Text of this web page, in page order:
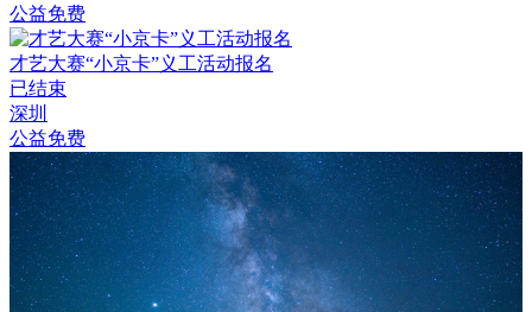
公益免费
才艺大赛“小京卡”义工活动报名
已结束
深圳
公益免费